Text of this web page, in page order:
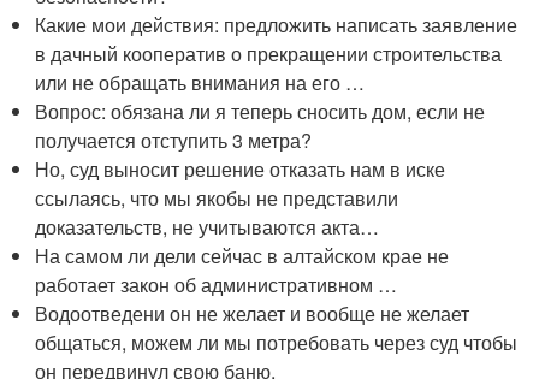
Какие мои действия: предложить написать заявление
в дачный кооператив о прекращении строительства
или не обращать внимания на его …
Вопрос: обязана ли я теперь сносить дом, если не
получается отступить 3 метра?
Но, суд выносит решение отказать нам в иске
ссылаясь, что мы якобы не представили
доказательств, не учитываются акта…
На самом ли дели сейчас в алтайском крае не
работает закон об административном …
Водоотведени он не желает и вообще не желает
общаться, можем ли мы потребовать через суд чтобы
он передвинул свою баню,